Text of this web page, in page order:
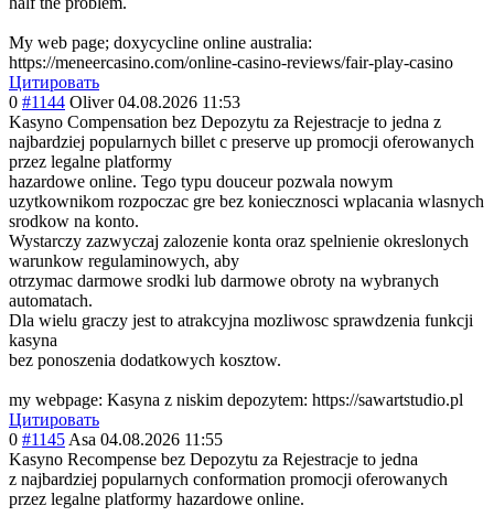
My web page; doxycycline online australia:
https://meneercasino.com/online-casino-reviews/fair-play-casino
Цитировать
0 #1144 Oliver 04.08.2026 11:53
Kasyno Compensation bez Depozytu za Rejestracje to jedna z
najbardziej popularnych billet c preserve up promocji oferowanych
przez legalne platformy
hazardowe online. Tego typu douceur pozwala nowym
uzytkownikom rozpoczac gre bez koniecznosci wplacania wlasnych
srodkow na konto.
Wystarczy zazwyczaj zalozenie konta oraz spelnienie okreslonych
warunkow regulaminowych, aby
otrzymac darmowe srodki lub darmowe obroty na wybranych
automatach.
Dla wielu graczy jest to atrakcyjna mozliwosc sprawdzenia funkcji
kasyna
bez ponoszenia dodatkowych kosztow.
my webpage: Kasyna z niskim depozytem: https://sawartstudio.pl
Цитировать
0 #1145 Asa 04.08.2026 11:55
Kasyno Recompense bez Depozytu za Rejestracje to jedna
z najbardziej popularnych conformation promocji oferowanych
przez legalne platformy hazardowe online.